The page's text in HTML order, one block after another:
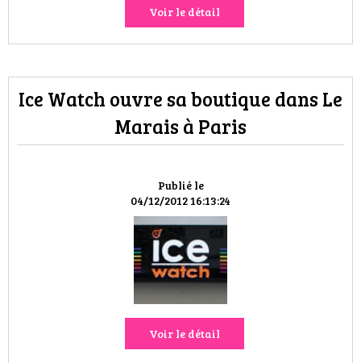
Voir le détail
Publié le
04/12/2012 16:13:24
Ice Watch ouvre sa boutique dans Le
Marais à Paris
Voir le détail